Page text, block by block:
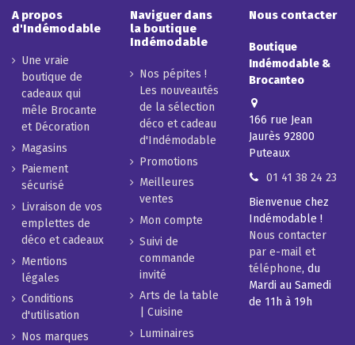
A propos
d'Indémodable
Une vraie
boutique de
cadeaux qui
mêle Brocante
et Décoration
Magasins
Paiement
sécurisé
Livraison de vos
emplettes de
déco et cadeaux
Mentions
légales
Conditions
d'utilisation
Nos marques
Naviguer dans
la boutique
Indémodable
Nos pépites !
Les nouveautés
de la sélection
déco et cadeau
d'Indémodable
Promotions
Meilleures
ventes
Mon compte
Suivi de
commande
invité
Arts de la table
| Cuisine
Luminaires
Nous contacter
Boutique
Indémodable &
Brocanteo
166 rue Jean
Jaurès 92800
Puteaux
01 41 38 24 23
Bienvenue chez
Indémodable !
Nous contacter
par e-mail et
téléphone, du
Mardi au Samedi
de 11h à 19h